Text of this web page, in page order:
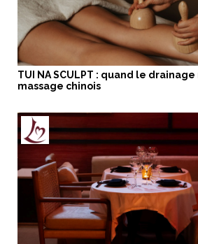
TUI NA SCULPT : quand le
massage chinois